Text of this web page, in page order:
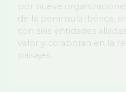
por nueve
de la península ibérica,
con seis entidades
valor y colaboran en la
paisajes.